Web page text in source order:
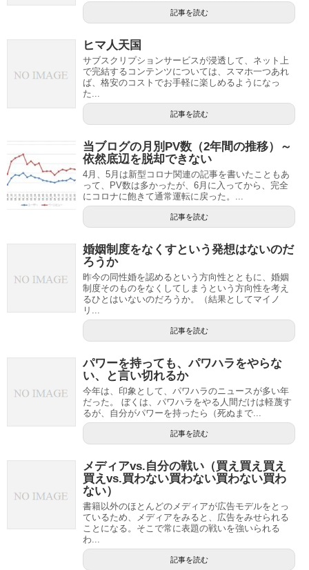
記事を読む
ヒマ人天国
サブスクリプションサービスが浸透して、ネット上
で完結するコンテンツについては、スマホ一つあれ
ば、格安のコストでお手軽に楽しめるようになっ
た...
記事を読む
当ブログの月別PV数（2年間の推移）～
依然底辺を脱却できない
4月、5月は新型コロナ関連の記事を書いたこともあ
って、PV数は多かったが、6月に入ってから、完全
にコロナに飽きて通常運転に戻った。...
記事を読む
婚姻制度をなくすという発想はないのだ
ろうか
昨今の同性婚を認めるという方向性とともに、婚姻
制度そのものをなくしてしまうという方向性を考え
るひとはいないのだろうか。（結果としてマイノ
リ...
記事を読む
パワーを持っても、パワハラをやらな
い、と言い切れるか
今年は、印象として、パワハラのニュースが多い年
だった。 ぼくは、パワハラをやる人間だけは軽蔑す
るが、自分がパワーを持ったら（死ぬまで...
記事を読む
メディアvs.自分の戦い（買え買え買え
買えvs.買わない買わない買わない買わ
ない）
書籍以外のほとんどのメディアが広告モデルをとっ
ているため、メディアをみると、広告をみせられる
ことになる。そこで常に表題の戦いを強いられる
わ...
記事を読む